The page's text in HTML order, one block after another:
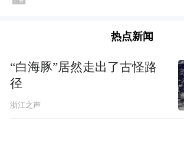
热点新闻
“白海豚”居然走出了古怪路
径
浙江之声